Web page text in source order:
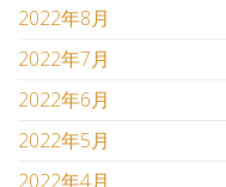
2022年8月
2022年7月
2022年6月
2022年5月
2022年4月